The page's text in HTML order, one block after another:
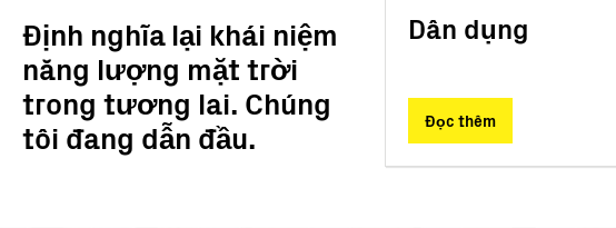
Quy mô điện lực
Lưới điện siêu nhỏ
Các trạm chìa khóa trao tay
Giám sát và Điều khiển
Hết sản xuất
Định nghĩa lại khái niệm
năng lượng mặt trời
trong tương lai. Chúng
tôi đang dẫn đầu.
Dân dụng
Đọc thêm